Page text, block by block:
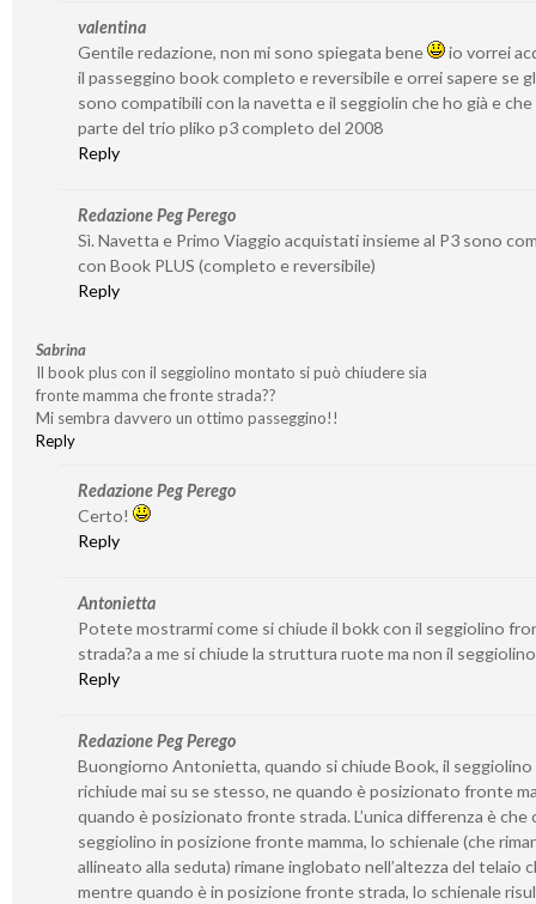
valentina
Gentile redazione, non mi sono spiegata bene
io vorrei
il passeggino book completo e reversibile e orrei sapere se
sono compatibili con la navetta e il seggiolin che ho già e
parte del trio pliko p3 completo del 2008
Reply
Redazione Peg Perego
Sì. Navetta e Primo Viaggio acquistati insieme al P3 sono
con Book PLUS (completo e reversibile)
Reply
Sabrina
Il book plus con il seggiolino montato si può chiudere sia
fronte mamma che fronte strada??
Mi sembra davvero un ottimo passeggino!!
Reply
Redazione Peg Perego
Certo!
Reply
Antonietta
Potete mostrarmi come si chiude il bokk con il seggiolino
strada?a a me si chiude la struttura ruote ma non il seggiolino
Reply
Redazione Peg Perego
Buongiorno Antonietta, quando si chiude Book, il seggiolino
richiude mai su se stesso, ne quando è posizionato fronte
quando è posizionato fronte strada. L’unica differenza è che
seggiolino in posizione fronte mamma, lo schienale (che
allineato alla seduta) rimane inglobato nell’altezza del telaio
mentre quando è in posizione fronte strada, lo schienale